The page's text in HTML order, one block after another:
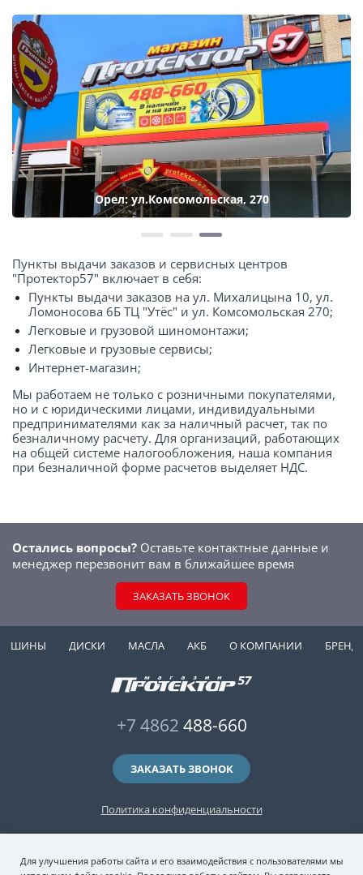
Орел: ул.Комсомольская, 270
Пункты выдачи заказов и сервисных центров
"Протектор57" включает в себя:
Пункты выдачи заказов на ул. Михалицына 10, ул.
Ломоносова 6Б ТЦ "Утёс" и ул. Комсомольская 270;
Легковые и грузовой шиномонтажи;
Легковые и грузовые сервисы;
Интернет-магазин;
Мы работаем не только с розничными покупателями,
но и с юридическими лицами, индивидуальными
предпринимателями как за наличный расчет, так по
безналичному расчету. Для организаций, работающих
на общей системе налогообложения, наша компания
при безналичной форме расчетов выделяет НДС.
Остались вопросы? Оставьте контактные данные и
менеджер перезвонит вам в ближайшее время
ЗАКАЗАТЬ ЗВОНОК
ШИНЫ ДИСКИ МАСЛА АКБ О КОМПАНИИ
Политика конфиденциальности
+7 4862 488-660
ЗАКАЗАТЬ ЗВОНОК
2006-2026 © интернет-магазин "Протектор 57" — автомобильные шины
(зимние и летние шины), колесные диски, шиномонтаж и хранение шин.
Для улучшения работы сайта и его взаимодействия с пользователями мы